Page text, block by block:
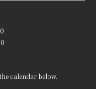
calendar below.